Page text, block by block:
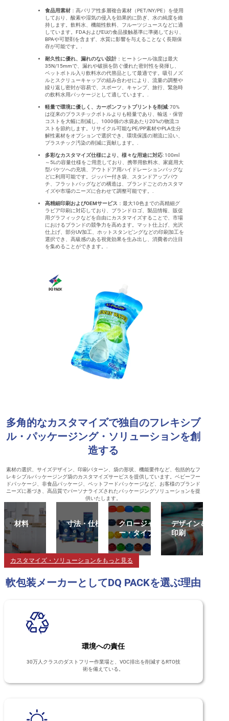
食品用素材 ：高バリア性多層複合素材（PET/NY/PE）を使用
しており、酸素や湿気の侵入を効果的に防ぎ、水の純度を維
持します。飲料水、機能性飲料、フルーツジュースなどに適
しています。FDAおよびEUの食品接触基準に準拠しており、
BPAや可塑剤を含まず、水質に影響を与えることなく長期保
存が可能です。.
耐久性に優れ、漏れのない設計 ：ヒートシール強度は最大
35N/15mmで、漏れや破損を防ぐ優れた密封性を発揮し、
ペットボトル入り飲料水の代替品として最適です。吸引ノズ
ルとスクリューキャップの組み合わせにより、流量の調整や
繰り返し密封が容易で、スポーツ、キャンプ、旅行、緊急時
の飲料水用パッケージとして適しています。.
軽量で環境に優しく、カーボンフットプリントを削減: 70%
は従来のプラスチックボトルよりも軽量であり、輸送・保管
コストを大幅に削減し、1000個の水袋あたり20%の物流コ
ストを節約します。リサイクル可能なPE/PP素材やPLA生分
解性素材をオプションで選択でき、環境保護の潮流に沿い、
プラスチック汚染の削減に貢献します。.
多彩なカスタマイズ仕様により、様々な用途に対応: 100ml
～5Lの容量仕様をご用意しており、携帯用飲料水、家庭用大
型バケツへの充填、アウトドア用ハイドレーションバッグな
どに利用可能です。ジッパー付き袋、スタンドアップパウ
チ、フラットバッグなどの構造は、ブランドごとのカスタマ
イズや市場のニーズに合わせて調整可能です。.
高精細印刷およびOEMサービス ：最大10色までの高精細グ
ラビア印刷に対応しており、ブランドロゴ、製品情報、販促
用グラフィックなどを自由にカスタマイズすることで、市場
におけるブランドの競争力を高めます。マット仕上げ、光沢
仕上げ、部分UV加工、ホットスタンピングなどの印刷加工を
選択でき、高級感のある視覚効果を生み出し、消費者の注目
を集めることができます。.
多角的なカスタマイズで独自のフレキシブ
ル・パッケージング・ソリューションを創
造する
素材の選択、サイズデザイン、印刷パターン、袋の形状、機能要件など、包括的なフ
レキシブルパッケージング袋のカスタマイズサービスを提供しています。ベビーフー
ドパッケージ、非食品パッケージ、ペットフードパッケージなど、お客様のブランド
ニーズに基づき、高品質でパーソナライズされたパッケージングソリューションを提
供いたします。
材料 寸法・仕様
クロージャ
ー・タイプ
デザイン＆
印刷
カスタマイズ・ソリューションをもっと見る
軟包装メーカーとしてDQ PACKを選ぶ理由
環境への責任
30万人クラスのダストフリー作業場と、VOC排出を削減するRTO技
術を備えている。